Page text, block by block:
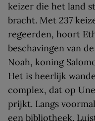
keizer die het land
bracht. Met 237
regeerden, hoort
beschavingen van
Noah, koning
Het is heerlijk
complex, dat op
prijkt. Langs
een bibliotheek.